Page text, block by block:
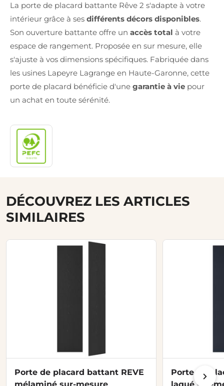
La porte de placard battante Rêve 2 s'adapte à votre
intérieur grâce à ses différents décors disponibles.
Son ouverture battante offre un accès total à votre
espace de rangement. Proposée en sur mesure, elle
s'ajuste à vos dimensions spécifiques. Fabriquée dans
les usines Lapeyre Lagrange en Haute-Garonne, cette
porte de placard bénéficie d'une garantie à vie pour
un achat en toute sérénité.
DÉCOUVREZ LES ARTICLES
SIMILAIRES
Porte de placard battant REVE
Porte de